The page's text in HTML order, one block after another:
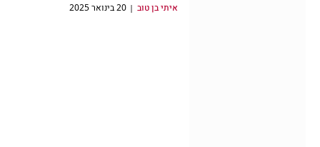
איתי בן טוב 20 בינואר 2025